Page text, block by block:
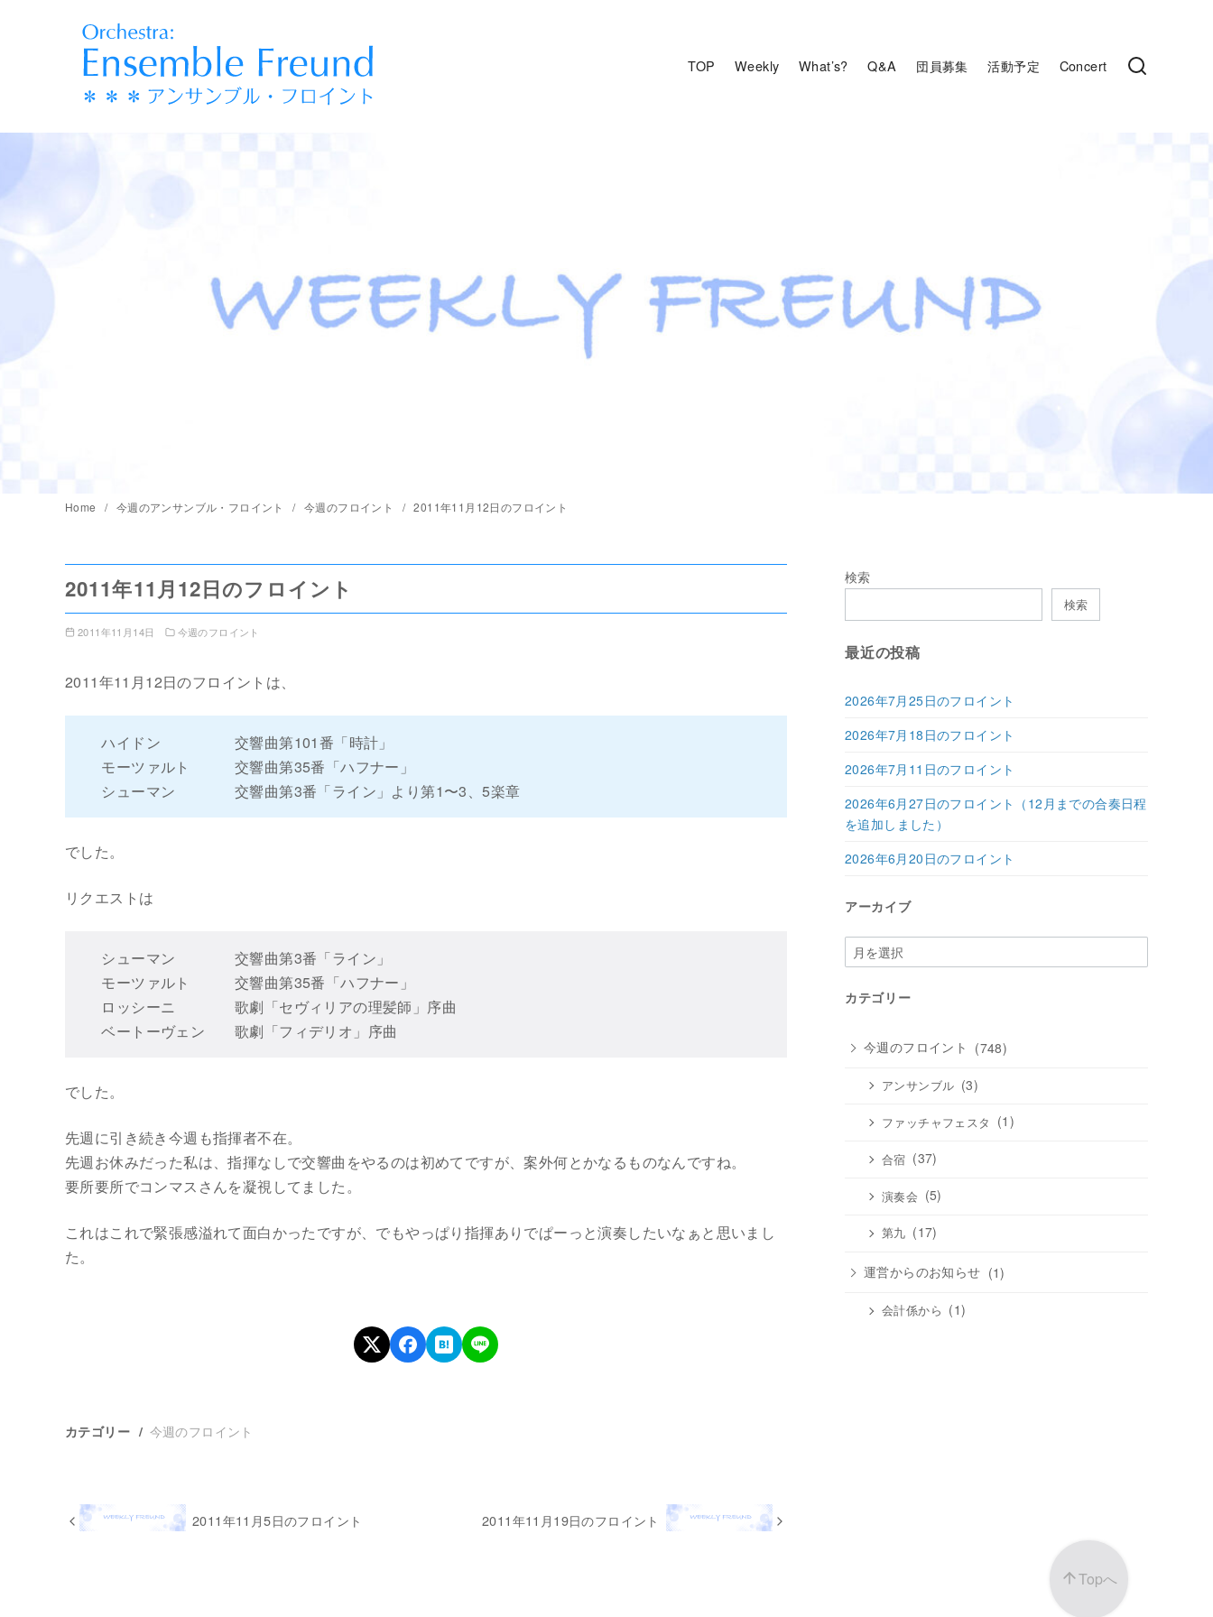
へ
TOP Weekly What’s? Q&A 団員募集 活動予定 Concert
Home 今週のアンサンブル・フロイント 今週のフロイント 2011年11月12日のフロイント
2011年11月12日のフロイント
2011年11月14日 今週のフロイント
2011年11月12日のフロイントは、
ハイドン 交響曲第101番「時計」
モーツァルト 交響曲第35番「ハフナー」
シューマン 交響曲第3番「ライン」より第1〜3、5楽章
でした。
リクエストは
シューマン 交響曲第3番「ライン」
モーツァルト 交響曲第35番「ハフナー」
ロッシーニ 歌劇「セヴィリアの理髪師」序曲
ベートーヴェン 歌劇「フィデリオ」序曲
でした。
先週に引き続き今週も指揮者不在。
先週お休みだった私は、指揮なしで交響曲をやるのは初めてですが、案外何とかなるものなんですね。
要所要所でコンマスさんを凝視してました。
これはこれで緊張感溢れて面白かったですが、でもやっぱり指揮ありでぱーっと演奏したいなぁと思いまし
た。
カテゴリー 今週のフロイント
2011年11月5日のフロイント 2011年11月19日のフロイント
検索
検索
最近の投稿
2026年7月25日のフロイント
2026年7月18日のフロイント
2026年7月11日のフロイント
2026年6月27日のフロイント（12月までの合奏日程
を追加しました）
2026年6月20日のフロイント
アーカイブ
ア
ー
イ
カテゴリー
今週のフロイント (748)
アンサンブル (3)
ファッチャフェスタ (1)
合宿 (37)
演奏会 (5)
第九 (17)
運営からのお知らせ (1)
会計係から (1)
Topへ